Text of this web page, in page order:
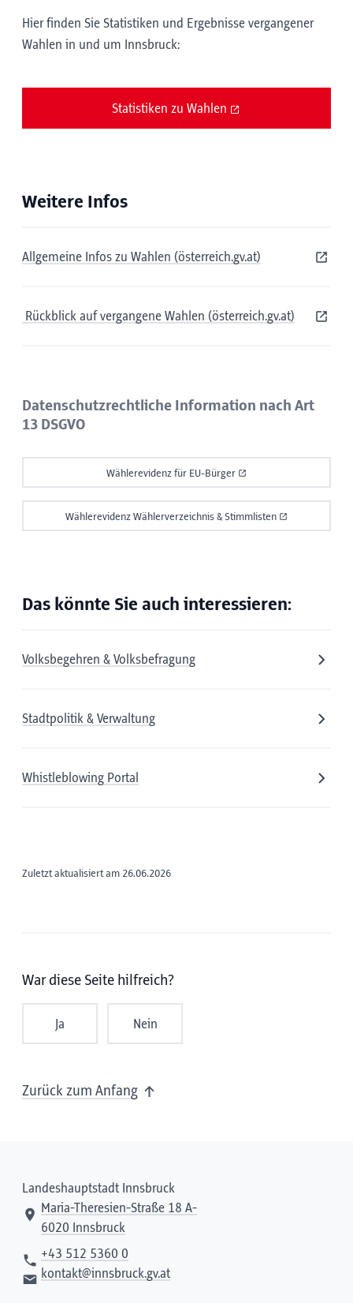
Hier finden Sie Statistiken und Ergebnisse vergangener
Wahlen in und um Innsbruck:
Statistiken zu Wahlen
Weitere Infos
Allgemeine Infos zu Wahlen (österreich.gv.at)
Rückblick auf vergangene Wahlen (österreich.gv.at)
Datenschutzrechtliche Information nach Art
13 DSGVO
Wählerevidenz für EU-Bürger
Wählerevidenz Wählerverzeichnis & Stimmlisten
Das könnte Sie auch interessieren:
Volksbegehren & Volksbefragung
Stadtpolitik & Verwaltung
Whistleblowing Portal
Zuletzt aktualisiert am 26.06.2026
War diese Seite hilfreich?
Ja Nein
Zurück zum Anfang
Landeshauptstadt Innsbruck
Maria-Theresien-Straße 18 A-
6020 Innsbruck
+43 512 5360 0
kontakt@innsbruck.gv.at